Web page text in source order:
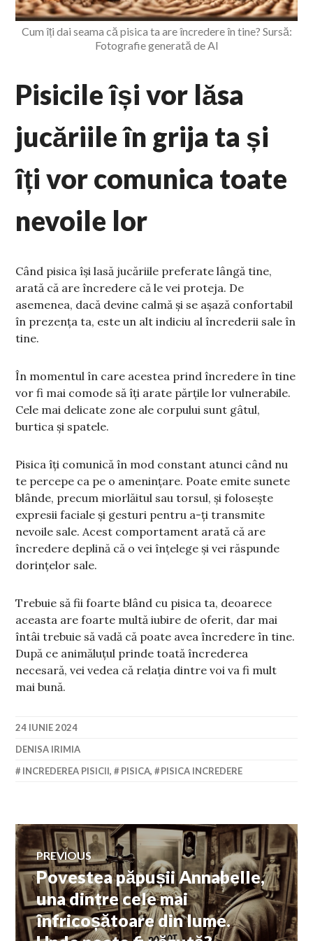
Cum îți dai seama că pisica ta are încredere în tine? Sursă:
Fotografie generată de AI
Pisicile își vor lăsa
jucăriile în grija ta și
îți vor comunica toate
nevoile lor
Când pisica își lasă jucăriile preferate lângă tine,
arată că are încredere că le vei proteja. De
asemenea, dacă devine calmă și se așază confortabil
în prezența ta, este un alt indiciu al încrederii sale în
tine.
În momentul în care acestea prind încredere în tine
vor fi mai comode să îți arate părțile lor vulnerabile.
Cele mai delicate zone ale corpului sunt gâtul,
burtica și spatele.
Pisica îți comunică în mod constant atunci când nu
te percepe ca pe o amenințare. Poate emite sunete
blânde, precum miorlăitul sau torsul, și folosește
expresii faciale și gesturi pentru a-ți transmite
nevoile sale. Acest comportament arată că are
încredere deplină că o vei înțelege și vei răspunde
dorințelor sale.
Trebuie să fii foarte blând cu pisica ta, deoarece
aceasta are foarte multă iubire de oferit, dar mai
întâi trebuie să vadă că poate avea încredere în tine.
După ce animăluțul prinde toată încrederea
necesară, vei vedea că relația dintre voi va fi mult
mai bună.
24 IUNIE 2024
DENISA IRIMIA
INCREDEREA PISICII, PISICA, PISICA INCREDERE
Navigare
în
articole
PREVIOUS
Previous
post:
Povestea păpușii Annabelle,
una dintre cele mai
înfricoșătoare din lume.